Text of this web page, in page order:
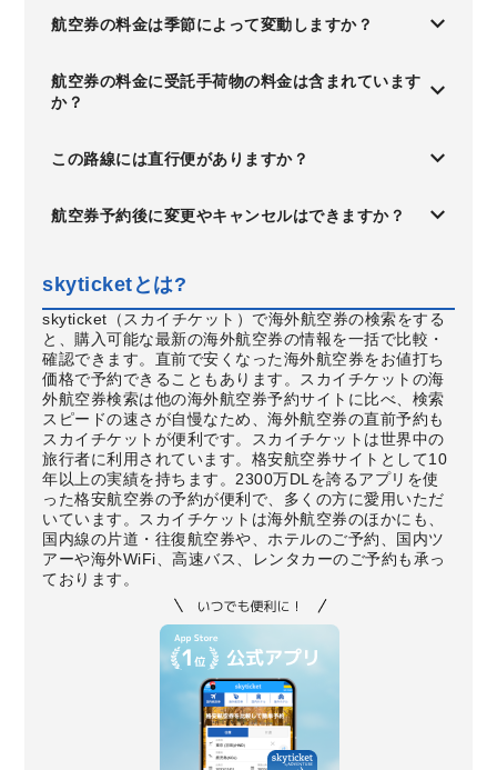
航空券の料金は季節によって変動しますか？
航空券の料金に受託手荷物の料金は含まれています
か？
この路線には直行便がありますか？
航空券予約後に変更やキャンセルはできますか？
skyticketとは?
skyticket（スカイチケット）で海外航空券の検索をする
と、購入可能な最新の海外航空券の情報を一括で比較・
確認できます。直前で安くなった海外航空券をお値打ち
価格で予約できることもあります。スカイチケットの海
外航空券検索は他の海外航空券予約サイトに比べ、検索
スピードの速さが自慢なため、海外航空券の直前予約も
スカイチケットが便利です。スカイチケットは世界中の
旅行者に利用されています。格安航空券サイトとして10
年以上の実績を持ちます。2300万DLを誇るアプリを使
った格安航空券の予約が便利で、多くの方に愛用いただ
いています。スカイチケットは海外航空券のほかにも、
国内線の片道・往復航空券や、ホテルのご予約、国内ツ
アーや海外WiFi、高速バス、レンタカーのご予約も承っ
ております。